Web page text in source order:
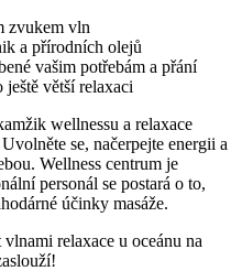
zvukem vln
a přírodních olejů
vašim potřebám a⁤ přání
‍větší ⁢relaxaci
wellnessu a relaxace
se, ‌načerpejte energii a
Wellness centrum je
personál se postará o to,
účinky‌ masáže.
relaxace⁢ u oceánu na